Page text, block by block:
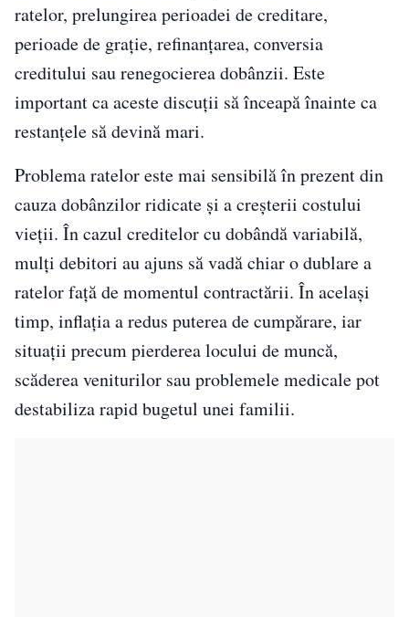
ratelor, prelungirea perioadei de creditare,
perioade de grație, refinanțarea, conversia
creditului sau renegocierea dobânzii. Este
important ca aceste discuții să înceapă înainte ca
restanțele să devină mari.
Problema ratelor este mai sensibilă în prezent din
cauza dobânzilor ridicate și a creșterii costului
vieții. În cazul creditelor cu dobândă variabilă,
mulți debitori au ajuns să vadă chiar o dublare a
ratelor față de momentul contractării. În același
timp, inflația a redus puterea de cumpărare, iar
situații precum pierderea locului de muncă,
scăderea veniturilor sau problemele medicale pot
destabiliza rapid bugetul unei familii.